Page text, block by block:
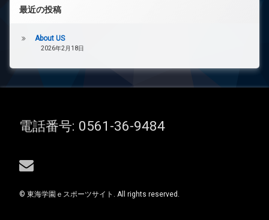
最近の投稿
About US
2026年2月18日
電話番号: 0561-36-9484
メールアドレス
© 東海学園ｅスポーツサイト. All rights reserved.